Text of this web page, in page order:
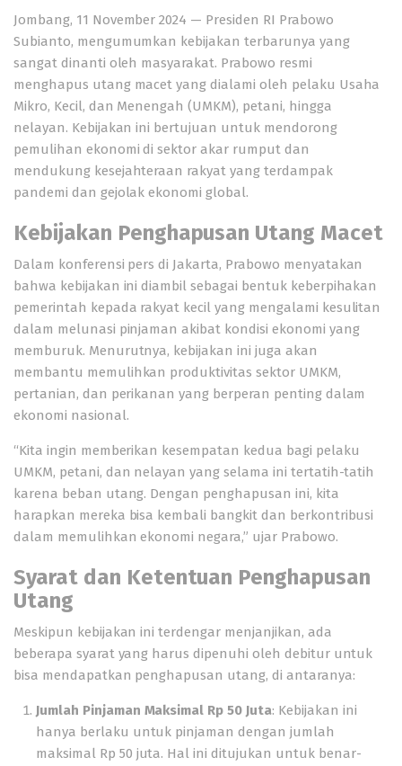
Jombang, 11 November 2024 — Presiden RI Prabowo
Subianto, mengumumkan kebijakan terbarunya yang
sangat dinanti oleh masyarakat. Prabowo resmi
menghapus utang macet yang dialami oleh pelaku Usaha
Mikro, Kecil, dan Menengah (UMKM), petani, hingga
nelayan. Kebijakan ini bertujuan untuk mendorong
pemulihan ekonomi di sektor akar rumput dan
mendukung kesejahteraan rakyat yang terdampak
pandemi dan gejolak ekonomi global.
Kebijakan Penghapusan Utang Macet
Dalam konferensi pers di Jakarta, Prabowo menyatakan
bahwa kebijakan ini diambil sebagai bentuk keberpihakan
pemerintah kepada rakyat kecil yang mengalami kesulitan
dalam melunasi pinjaman akibat kondisi ekonomi yang
memburuk. Menurutnya, kebijakan ini juga akan
membantu memulihkan produktivitas sektor UMKM,
pertanian, dan perikanan yang berperan penting dalam
ekonomi nasional.
“Kita ingin memberikan kesempatan kedua bagi pelaku
UMKM, petani, dan nelayan yang selama ini tertatih-tatih
karena beban utang. Dengan penghapusan ini, kita
harapkan mereka bisa kembali bangkit dan berkontribusi
dalam memulihkan ekonomi negara,” ujar Prabowo.
Syarat dan Ketentuan Penghapusan
Utang
Meskipun kebijakan ini terdengar menjanjikan, ada
beberapa syarat yang harus dipenuhi oleh debitur untuk
bisa mendapatkan penghapusan utang, di antaranya:
Jumlah Pinjaman Maksimal Rp 50 Juta: Kebijakan ini
hanya berlaku untuk pinjaman dengan jumlah
maksimal Rp 50 juta. Hal ini ditujukan untuk benar-